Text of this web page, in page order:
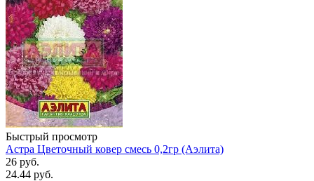
Быстрый просмотр
Астра Цветочный ковер смесь 0,2гр (Аэлита)
26 руб.
24.44 руб.